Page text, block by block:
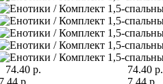
74.40 р.
74.40 р.